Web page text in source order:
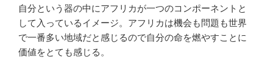
自分という器の中にアフリカが一つのコンポーネントと
して入っているイメージ。アフリカは機会も問題も世界
で一番多い地域だと感じるので自分の命を燃やすことに
価値をとても感じる。